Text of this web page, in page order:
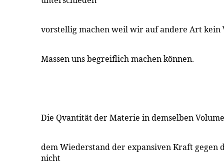
vorstellig machen weil wir auf andere Art kein
Massen uns begreiflich machen können.
Die Qvantität der Materie in demselben
dem Wiederstand der expansiven Kraft gegen
nicht